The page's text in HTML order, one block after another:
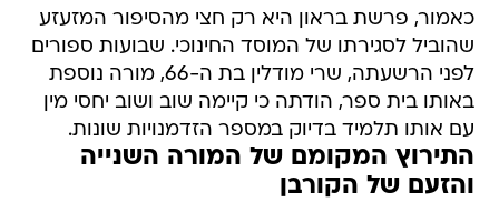
כאמור, פרשת בראון היא רק חצי מהסיפור המזעזע
שהוביל לסגירתו של המוסד החינוכי. שבועות ספורים
לפני הרשעתה, שרי מודלין בת ה-66, מורה נוספת
באותו בית ספר, הודתה כי קיימה שוב ושוב יחסי מין
עם אותו תלמיד בדיוק במספר הזדמנויות שונות.
התירוץ המקומם של המורה השנייה
והזעם של הקורבן